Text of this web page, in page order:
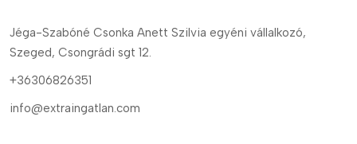
Jéga-Szabóné Csonka Anett Szilvia egyéni vállalkozó,
Szeged, Csongrádi sgt 12.
+36306826351
info@extraingatlan.com